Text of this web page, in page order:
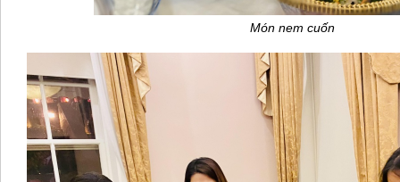
Món nem cuốn